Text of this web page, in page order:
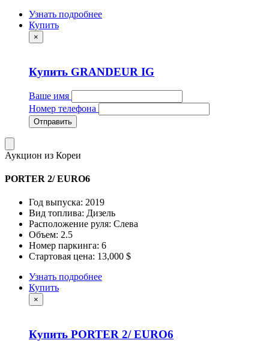
Узнать подробнее
Купить
×
Купить GRANDEUR IG
Ваше имя
Номер телефона
Отправить
Аукцион из Кореи
PORTER 2/ EURO6
Год выпуска: 2019
Вид топлива: Дизель
Расположение руля: Слева
Объем: 2.5
Номер паркинга: 6
Стартовая цена: 13,000 $
Узнать подробнее
Купить
×
Купить PORTER 2/ EURO6